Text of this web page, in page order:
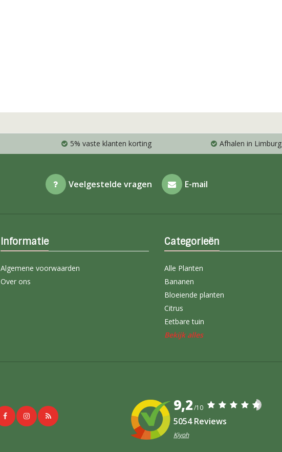
5% vaste klanten korting Afhalen in Limburg
Veelgestelde vragen E-mail
Informatie
Algemene voorwaarden
Over ons
Categorieën
Alle Planten
Bananen
Bloeiende planten
Citrus
Eetbare tuin
Bekijk alles
9,2/10
5054 Reviews
Kiyoh